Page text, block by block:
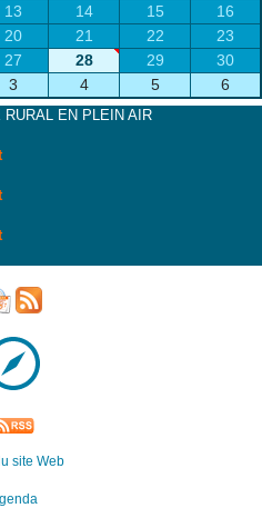
13 14 15
16
20 21 22
23
27 28 29
30
3 4 5 6
RURAL EN PLEIN AIR
site Web